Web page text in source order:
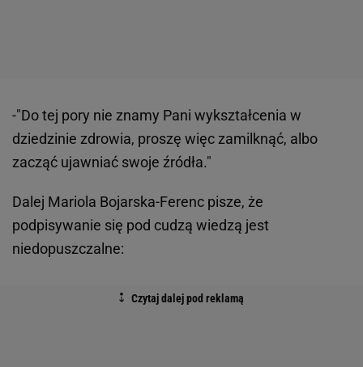
-"Do tej pory nie znamy Pani wykształcenia w
dziedzinie zdrowia, proszę więc zamilknąć, albo
zacząć ujawniać swoje źródła."
Dalej Mariola Bojarska-Ferenc pisze, że
podpisywanie się pod cudzą wiedzą jest
niedopuszczalne: